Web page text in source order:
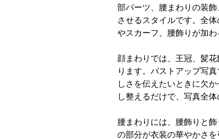
部パーツ、腰まわりの装
させるスタイルです。全
やスカーフ、腰飾りが加
顔まわりでは、王冠、髪
ります。バストアップ写
しさを伝えたいときに欠
し整えるだけで、写真全
腰まわりには、腰飾りと
の部分が衣装の華やかさ